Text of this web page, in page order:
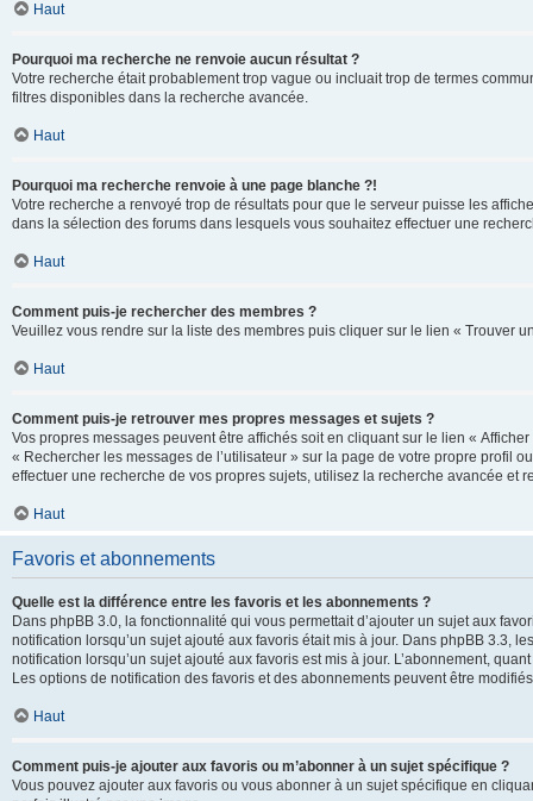
Haut
Pourquoi ma recherche ne renvoie aucun résultat ?
Votre recherche était probablement trop vague ou incluait trop de termes
filtres disponibles dans la recherche avancée.
Haut
Pourquoi ma recherche renvoie à une page blanche ?!
Votre recherche a renvoyé trop de résultats pour que le serveur puisse les
dans la sélection des forums dans lesquels vous souhaitez effectuer une
Haut
Comment puis-je rechercher des membres ?
Veuillez vous rendre sur la liste des membres puis cliquer sur le lien « Trouver
Haut
Comment puis-je retrouver mes propres messages et sujets ?
Vos propres messages peuvent être affichés soit en cliquant sur le lien «
« Rechercher les messages de l’utilisateur » sur la page de votre propre profil
effectuer une recherche de vos propres sujets, utilisez la recherche avancée
Haut
Favoris et abonnements
Quelle est la différence entre les favoris et les abonnements ?
Dans phpBB 3.0, la fonctionnalité qui vous permettait d’ajouter un sujet aux
notification lorsqu’un sujet ajouté aux favoris était mis à jour. Dans phpBB 3.3,
notification lorsqu’un sujet ajouté aux favoris est mis à jour. L’abonnement,
Les options de notification des favoris et des abonnements peuvent être
Haut
Comment puis-je ajouter aux favoris ou m’abonner à un sujet spécifique ?
Vous pouvez ajouter aux favoris ou vous abonner à un sujet spécifique en